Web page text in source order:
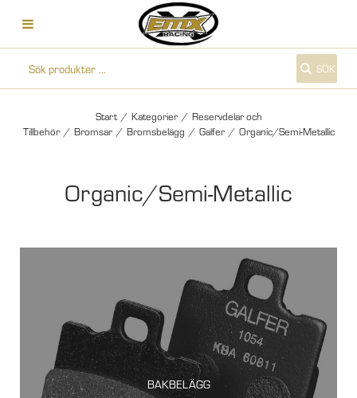
SÖK
Start / Kategorier / Reservdelar och
Tillbehör / Bromsar / Bromsbelägg / Galfer / Organic/Semi-Metallic
Organic/Semi-Metallic
BAKBELÄGG